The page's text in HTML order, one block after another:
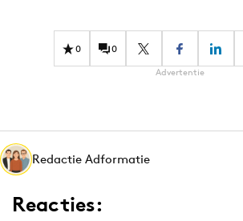
Diversiteit
Effectiviteit
Martech
Media
Merkstrategie
0 0
Advertentie
Redactie Adformatie
Reacties: